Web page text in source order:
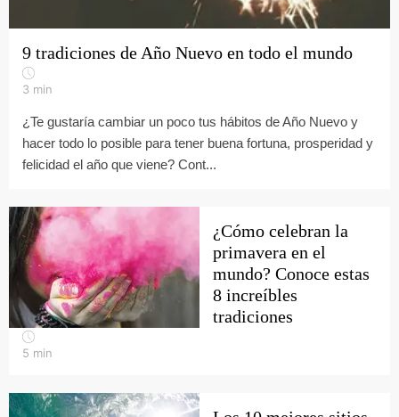
9 tradiciones de Año Nuevo en todo el mundo
3 min
¿Te gustaría cambiar un poco tus hábitos de Año Nuevo y
hacer todo lo posible para tener buena fortuna, prosperidad y
felicidad el año que viene? Cont...
¿Cómo celebran la
primavera en el
mundo? Conoce estas
8 increíbles
tradiciones
5 min